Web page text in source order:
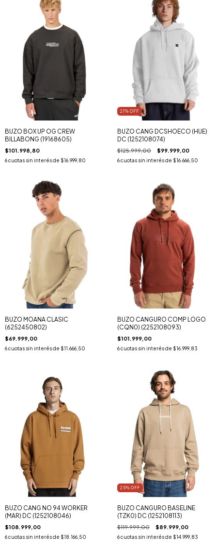
BUZO BOX UP OG CREW
BILLABONG (19168605)
$101.998,80
6cuotas sin interés de $16.999,80
21 % OFF
BUZO CANG DCSHOECO (HUE)
DC (1252108074)
$125.999,00 $99.999,00
6 cuotas sin interés de $16.666,50
BUZO MOANA CLASIC
(6252450802)
$69.999,00
6cuotas sin interés de $11.666,50
BUZO CANGURO COMP LOGO
(CQN0) (2252108093)
$101.999,00
6 cuotas sin interés de $16.999,83
BUZO CANG NO 94 WORKER
(MAR) DC (1252108046)
$108.999,00
6cuotas sin interés de $18.166,50
25% OFF
BUZO CANGURO BASELINE
(TZK0) DC (1252108113)
$119.999,00 $89.999,00
6 cuotas sin interés de $14.999,83